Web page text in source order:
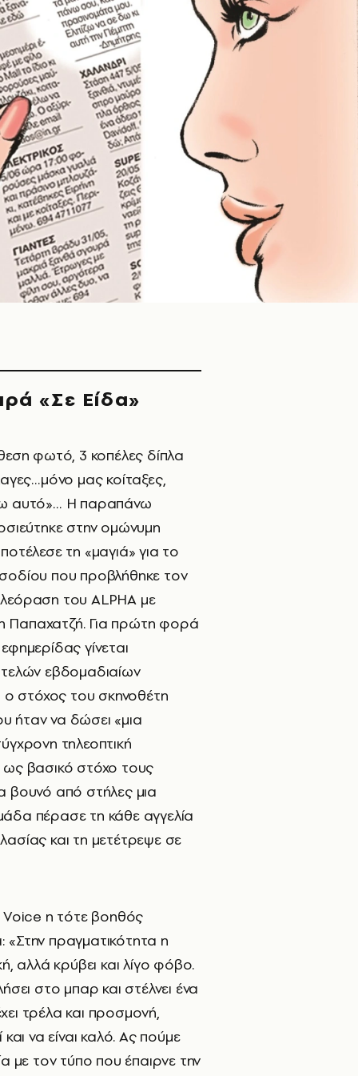
«Σε Είδα»
φωτό, 3 κοπέλες δίπλα
μας κοίταξες,
αυτό»… Η παραπάνω
στην ομώνυμη
τη «μαγιά» για το
που προβλήθηκε τον
του ALPHA με
Παπαχατζή. Για πρώτη φορά
γίνεται
εβδομαδιαίων
ο στόχος του σκηνοθέτη
ήταν να δώσει «μια
τηλεοπτική
ως βασικό στόχο τους
βουνό από στήλες μια
πέρασε τη κάθε αγγελία
και τη μετέτρεψε σε
Voice η τότε βοηθός
πραγματικότητα η
αλλά κρύβει και λίγο φόβο.
στο μπαρ και στέλνει ένα
τρέλα και προσμονή,
να είναι καλό. Ας πούμε
με τον τύπο που έπαιρνε την